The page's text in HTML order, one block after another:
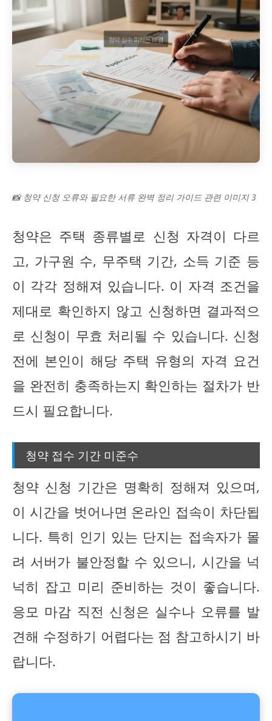
📸 청약 신청 오류와 필요한 서류 완벽 정리 가이드 관련 이미지 3
청약은 주택 종류별로 신청 자격이 다르
고, 가구원 수, 무주택 기간, 소득 기준 등
이 각각 정해져 있습니다. 이 자격 조건을
제대로 확인하지 않고 신청하면 결과적으
로 신청이 무효 처리될 수 있습니다. 신청
전에 본인이 해당 주택 유형의 자격 요건
을 완전히 충족하는지 확인하는 절차가 반
드시 필요합니다.
청약 접수 기간 미준수
청약 신청 기간은 명확히 정해져 있으며,
이 시간을 벗어나면 온라인 접속이 차단됩
니다. 특히 인기 있는 단지는 접속자가 몰
려 서버가 불안정할 수 있으니, 시간을 넉
넉히 잡고 미리 준비하는 것이 좋습니다.
응모 마감 직전 신청은 실수나 오류를 발
견해 수정하기 어렵다는 점 참고하시기 바
랍니다.